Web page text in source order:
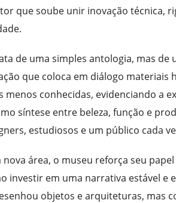
que soube unir inovação técnica,
de uma simples antologia, mas
que coloca em diálogo
menos conhecidas, evidenciando a
síntese entre beleza, função e
estudiosos e um público cada
nova área, o museu reforça seu
investir em uma narrativa estável e
objetos e arquiteturas, mas